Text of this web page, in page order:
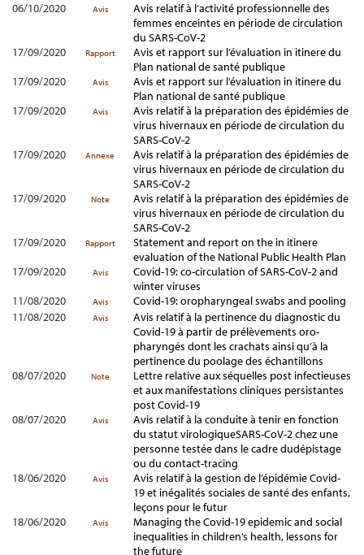
06/10/2020
Avis
Avis relatif à l’activité professionnelle des
femmes enceintes en période de circulation
du SARS-CoV-2
17/09/2020
Rapport
Avis et rapport sur l’évaluation in itinere du
Plan national de santé publique
17/09/2020
Avis
Avis et rapport sur l’évaluation in itinere du
Plan national de santé publique
17/09/2020
Avis
Avis relatif à la préparation des épidémies de
virus hivernaux en période de circulation du
SARS-CoV-2
17/09/2020
Annexe
Avis relatif à la préparation des épidémies de
virus hivernaux en période de circulation du
SARS-CoV-2
17/09/2020
Note
Avis relatif à la préparation des épidémies de
virus hivernaux en période de circulation du
SARS-CoV-2
17/09/2020
Rapport
Statement and report on the in itinere
evaluation of the National Public Health Plan
17/09/2020
Avis
Covid-19: co-circulation of SARS-CoV-2 and
winter viruses
11/08/2020
Avis
Covid-19: oropharyngeal swabs and pooling
11/08/2020
Avis
Avis relatif à la pertinence du diagnostic du
Covid-19 à partir de prélèvements oro-
pharyngés dont les crachats ainsi qu’à la
pertinence du poolage des échantillons
08/07/2020
Note
Lettre relative aux séquelles post infectieuses
et aux manifestations cliniques persistantes
post Covid-19
08/07/2020
Avis
Avis relatif à la conduite à tenir en fonction
du statut virologiqueSARS-CoV-2 chez une
personne testée dans le cadre dudépistage
ou du contact-tracing
18/06/2020
Avis
Avis relatif à la gestion de l’épidémie Covid-
19 et inégalités sociales de santé des enfants,
leçons pour le futur
18/06/2020
Avis
Managing the Covid-19 epidemic and social
inequalities in children’s health, lessons for
the future